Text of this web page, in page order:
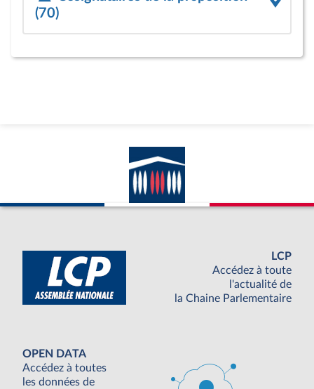
(70)
LCP
Accédez à toute
l'actualité de
la Chaine Parlementaire
OPEN DATA
Accédez à toutes
les données de